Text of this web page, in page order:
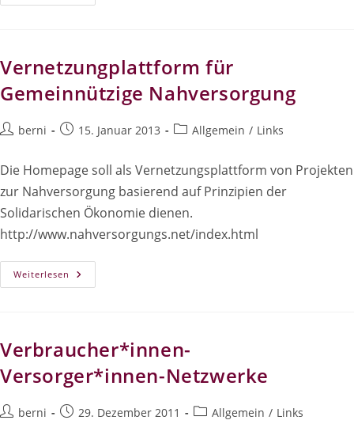
Vernetzungplattform für
Gemeinnützige Nahversorgung
Beitrags-
berni
Beitrag15. Januar 2013
Beitrags-
Allgemein / Links
Die Homepage soll als Vernetzungsplattform von Projekten
zur Nahversorgung basierend auf Prinzipien der
Solidarischen Ökonomie dienen.
http://www.nahversorgungs.net/index.html
Weiterlesen Vernetzungplattform
Für
Verbraucher*innen-
Versorger*innen-Netzwerke
Beitrags-
berni
Beitrag29. Dezember 2011
Beitrags-
Allgemein / Links